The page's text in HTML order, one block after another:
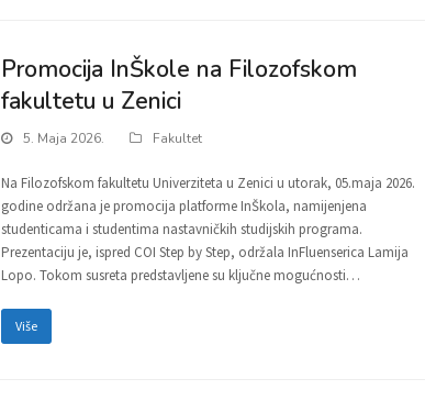
Promocija InŠkole na Filozofskom
fakultetu u Zenici
5. Maja 2026. Fakultet
Na Filozofskom fakultetu Univerziteta u Zenici u utorak, 05.maja 2026.
godine održana je promocija platforme InŠkola, namijenjena
studenticama i studentima nastavničkih studijskih programa.
Prezentaciju je, ispred COI Step by Step, održala InFluenserica Lamija
Lopo. Tokom susreta predstavljene su ključne mogućnosti…
Više